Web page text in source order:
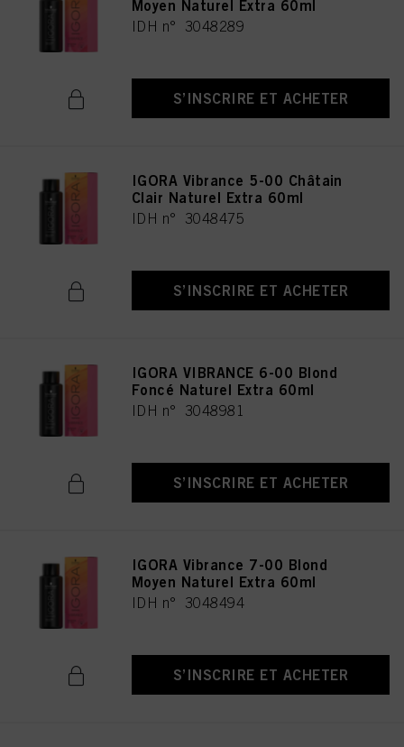
Moyen Naturel Extra 60ml
IDH n° 3048289
S’INSCRIRE ET ACHETER
IGORA Vibrance 5-00 Châtain
Clair Naturel Extra 60ml
IDH n° 3048475
S’INSCRIRE ET ACHETER
IGORA VIBRANCE 6-00 Blond
Foncé Naturel Extra 60ml
IDH n° 3048981
S’INSCRIRE ET ACHETER
IGORA Vibrance 7-00 Blond
Moyen Naturel Extra 60ml
IDH n° 3048494
S’INSCRIRE ET ACHETER